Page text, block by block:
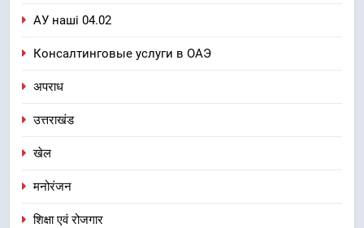
АУ наші 04.02
Консалтинговые услуги в ОАЭ
अपराध
उत्तराखंड
खेल
मनोरंजन
शिक्षा एवं रोजगार